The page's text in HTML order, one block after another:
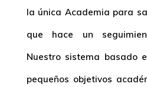
la única Academia para
que hace un
Nuestro sistema basado
pequeños objetivos